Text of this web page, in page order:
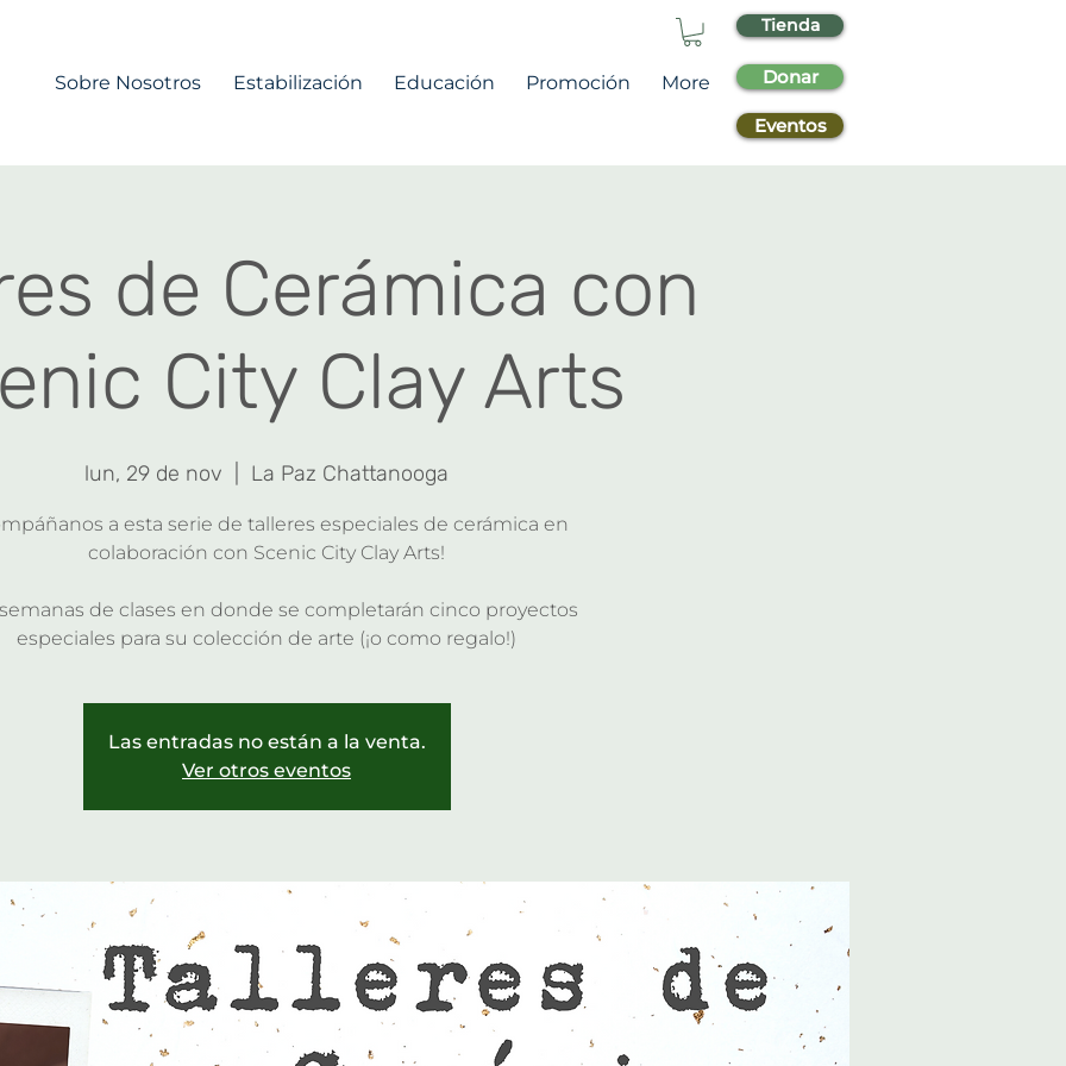
Sobre Nosotros Estabilización Educación Promoción More
Tienda
Donar
Eventos
de Cerámica con
City Clay Arts
lun, 29 de nov La Paz Chattanooga
a esta serie de talleres especiales de cerámica en
colaboración con Scenic City Clay Arts!
de clases en donde se completarán cinco proyectos
especiales para su colección de arte (¡o como regalo!)
Las entradas no están a la venta.
Ver otros eventos